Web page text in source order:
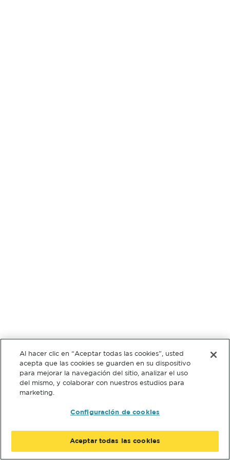
Al hacer clic en “Aceptar todas las cookies”, usted
acepta que las cookies se guarden en su dispositivo
para mejorar la navegación del sitio, analizar el uso
del mismo, y colaborar con nuestros estudios para
marketing.
Configuración de cookies
Aceptar todas las cookies